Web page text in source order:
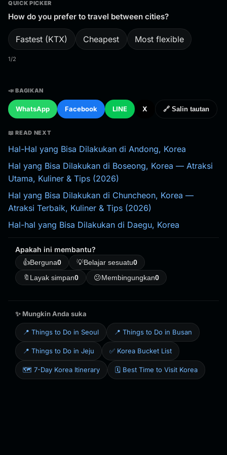
QUICK PICKER
How do you prefer to travel between cities?
Fastest (KTX) Cheapest Most flexible
1/2
📣 BAGIKAN
WhatsApp Facebook LINE X 🔗 Salin tautan
📖 READ NEXT
Hal-Hal yang Bisa Dilakukan di Andong, Korea
Hal yang Bisa Dilakukan di Boseong, Korea — Atraksi
Utama, Kuliner & Tips (2026)
Hal yang Bisa Dilakukan di Chuncheon, Korea —
Atraksi Terbaik, Kuliner & Tips (2026)
Hal-hal yang Bisa Dilakukan di Daegu, Korea
Apakah ini membantu?
👍Berguna0 💡Belajar sesuatu0
🔖 Layak simpan0 😕Membingungkan0
✨ Mungkin Anda suka
📍 Things to Do in Seoul 📍 Things to Do in Busan
📍 Things to Do in Jeju ✅ Korea Bucket List
🗺️ 7-Day Korea Itinerary 🗓️ Best Time to Visit Korea